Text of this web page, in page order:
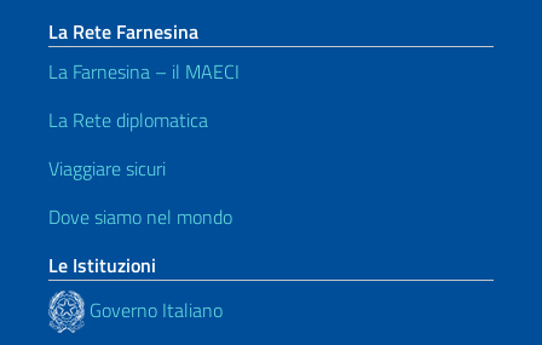
La Rete Farnesina
La Farnesina – il MAECI
La Rete diplomatica
Viaggiare sicuri
Dove siamo nel mondo
Le Istituzioni
Governo Italiano